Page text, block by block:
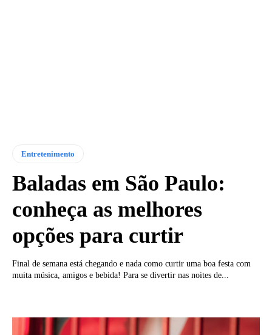
Entretenimento
Baladas em São Paulo:
conheça as melhores
opções para curtir
Final de semana está chegando e nada como curtir uma boa festa com
muita música, amigos e bebida! Para se divertir nas noites de...